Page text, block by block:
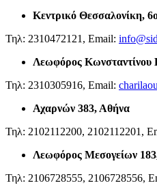
Κεντρικό Θεσσαλονίκη,
Τηλ: 2310472121, Email:
Λεωφόρος Κωνσταντίνου
Τηλ: 2310305916, Email:
Αχαρνών 383, Αθήνα
Τηλ: 2102112200, 2102112201,
Λεωφόρος Μεσογείων
Τηλ: 2106728555, 2106728556,